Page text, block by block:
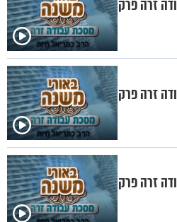
זרה פרק
זרה פרק
זרה פרק